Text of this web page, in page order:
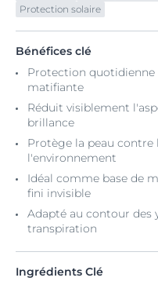
Protection solaire
Bénéfices clé
Protection quotidienne
matifiante
Réduit visiblement
brillance
Protège la peau contre
l'environnement
Idéal comme base de
fini invisible
Adapté au contour des
transpiration
Ingrédients Clé